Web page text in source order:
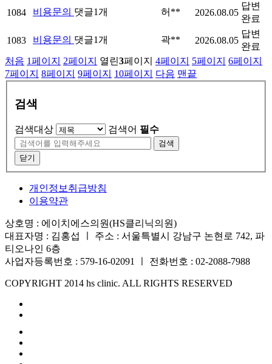
1084 비용문의 댓글1개 허** 2026.08.05
답변
완료
1083 비용문의 댓글1개 곽** 2026.08.05
답변
완료
처음 1페이지 2페이지 열린3페이지 4페이지 5페이지 6페이지
7페이지 8페이지 9페이지 10페이지 다음 맨끝
검색
검색대상 검색어 필수
검색
닫기
개인정보취급방침
이용약관
상호명 : 에이치에스의원(HS클리닉의원)
대표자명 : 김홍섭 ㅣ 주소 : 서울특별시 강남구 논현로 742, 파
티오나인 6층
사업자등록번호 : 579-16-02091 ㅣ 전화번호 : 02-2088-7988
COPYRIGHT 2014 hs clinic. ALL RIGHTS RESERVED